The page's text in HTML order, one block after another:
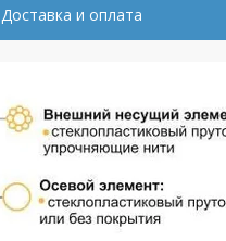
Доставка и оплата